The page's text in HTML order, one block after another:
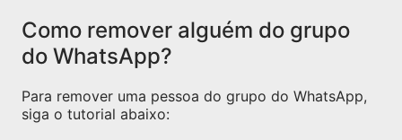
Como remover alguém do grupo
do WhatsApp?
Para remover uma pessoa do grupo do WhatsApp,
siga o tutorial abaixo: